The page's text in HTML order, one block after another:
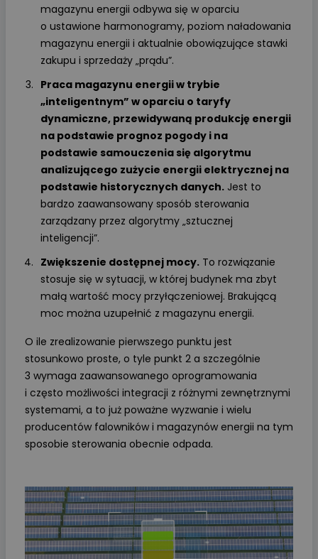
magazynu energii odbywa się w oparciu
o ustawione harmonogramy, poziom naładowania
magazynu energii i aktualnie obowiązujące stawki
zakupu i sprzedaży „prądu”.
Praca magazynu energii w trybie
„inteligentnym” w oparciu o taryfy
dynamiczne, przewidywaną produkcję energii
na podstawie prognoz pogody i na
podstawie samouczenia się algorytmu
analizującego zużycie energii elektrycznej na
podstawie historycznych danych. Jest to
bardzo zaawansowany sposób sterowania
zarządzany przez algorytmy „sztucznej
inteligencji”.
Zwiększenie dostępnej mocy. To rozwiązanie
stosuje się w sytuacji, w której budynek ma zbyt
małą wartość mocy przyłączeniowej. Brakującą
moc można uzupełnić z magazynu energii.
O ile zrealizowanie pierwszego punktu jest
stosunkowo proste, o tyle punkt 2 a szczególnie
3 wymaga zaawansowanego oprogramowania
i często możliwości integracji z różnymi zewnętrznymi
systemami, a to już poważne wyzwanie i wielu
producentów falowników i magazynów energii na tym
sposobie sterowania obecnie odpada.